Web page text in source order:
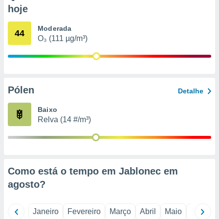
qual se
tal,
ou opor-
qualquer
o
num
hoje
44 Moderada
O₃ (111 µg/m³)
Pólen Detalhe
Baixo
Relva (14 #/m³)
Como está o tempo em Jablonec em
agosto?
Janeiro Fevereiro Março Abril Maio Junho